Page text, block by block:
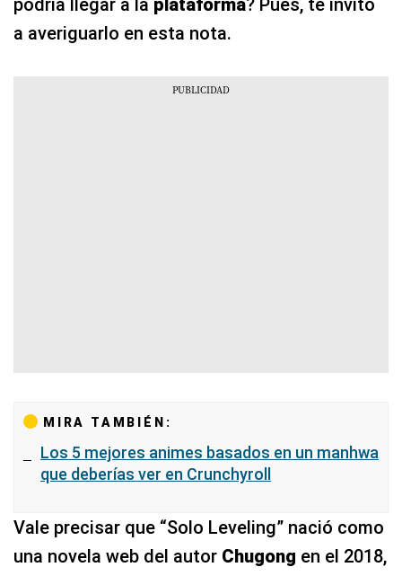
podría llegar a la plataforma? Pues, te invito
a averiguarlo en esta nota.
MIRA TAMBIÉN:
Los 5 mejores animes basados en un manhwa
que deberías ver en Crunchyroll
Vale precisar que “Solo Leveling” nació como
una novela web del autor Chugong en el 2018,